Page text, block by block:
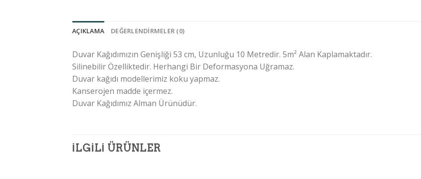
AÇIKLAMA DEĞERLENDIRMELER (0)
Duvar Kağıdımızın Genişliği 53 cm, Uzunluğu 10 Metredir. 5m² Alan Kaplamaktadır.
Silinebilir Özelliktedir. Herhangi Bir Deformasyona Uğramaz.
Duvar kağıdı modellerimiz koku yapmaz.
Kanserojen madde içermez.
Duvar Kağıdımız Alman Ürünüdür.
İLGILI ÜRÜNLER